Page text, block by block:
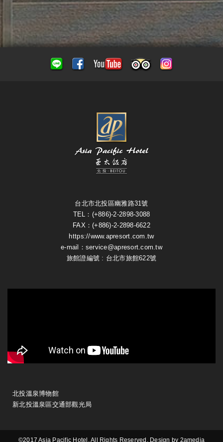
台北市北投區幽雅路31號
TEL：(+886)-2-2898-3088
FAX：(+886)-2-2898-6622
https://www.apresort.com.tw
e-mail：service@apresort.com.tw
旅館證編號 : 台北市旅館622號
北投溫泉博物館
新北投溫泉區交通部觀光局
©2017 Asia Pacific Hotel. All Rights Reserved. Design by 2amedia